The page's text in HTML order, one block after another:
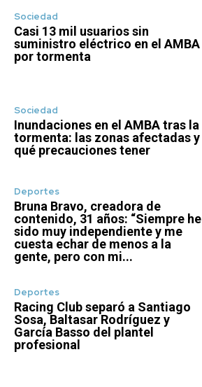
Sociedad
Casi 13 mil usuarios sin
suministro eléctrico en el AMBA
por tormenta
Sociedad
Inundaciones en el AMBA tras la
tormenta: las zonas afectadas y
qué precauciones tener
Deportes
Bruna Bravo, creadora de
contenido, 31 años: “Siempre he
sido muy independiente y me
cuesta echar de menos a la
gente, pero con mi...
Deportes
Racing Club separó a Santiago
Sosa, Baltasar Rodríguez y
García Basso del plantel
profesional